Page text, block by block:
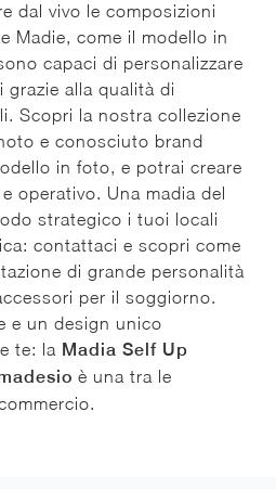
dal vivo le composizioni
Madie, come il modello in
capaci di personalizzare
alla qualità di
Scopri la nostra collezione
e conosciuto brand
in foto, e potrai creare
operativo. Una madia del
strategico i tuoi locali
contattaci e scopri come
di grande personalità
per il soggiorno.
e un design unico
te: la Madia Self Up
è una tra le